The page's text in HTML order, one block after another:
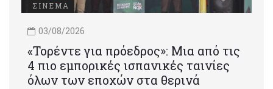
ΣΙΝΕΜΑ
03/08/2026
«Τορέντε για πρόεδρος»: Mια από τις
4 πιο εμπορικές ισπανικές ταινίες
όλων των εποχών στα θερινά